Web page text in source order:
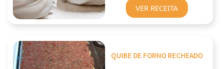
VER RECEITA
QUIBE DE FORNO RECHEADO